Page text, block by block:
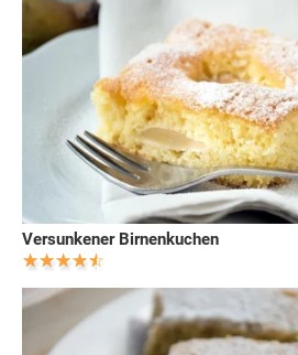
Versunkener Birnenkuchen